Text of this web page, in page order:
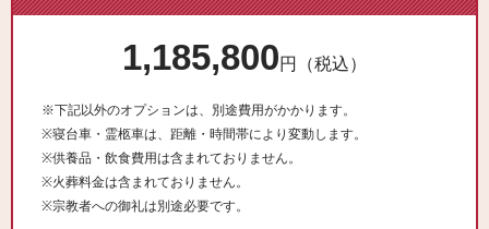
1,185,800円（税込）
※下記以外のオプションは、別途費用がかかります。
※寝台車・霊柩車は、距離・時間帯により変動します。
※供養品・飲食費用は含まれておりません。
※火葬料金は含まれておりません。
※宗教者への御礼は別途必要です。